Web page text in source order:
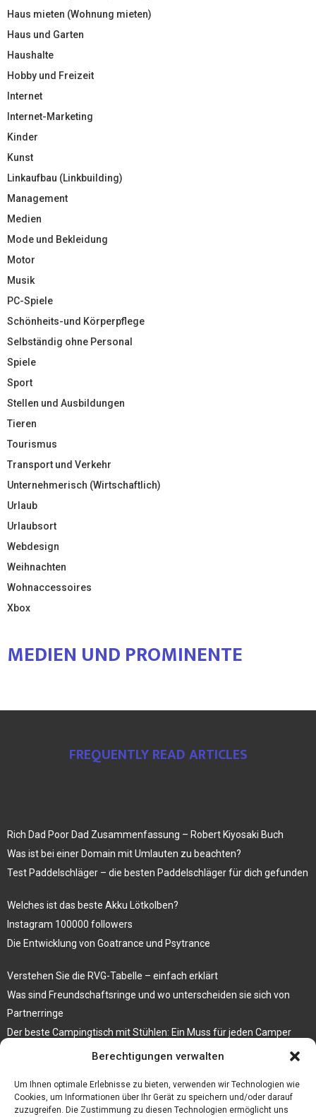
Berechtigungen verwalten
Um Ihnen optimale Erlebnisse zu bieten, verwenden wir Technologien wie
Cookies, um Informationen über Ihr Gerät zu speichern und/oder darauf
zuzugreifen. Die Zustimmung zu diesen Technologien ermöglicht uns
Haus mieten (Wohnung mieten)
Haus und Garten
Haushalte
Hobby und Freizeit
Internet
Internet-Marketing
Kinder
Kunst
Linkaufbau (Linkbuilding)
Management
Medien
Mode und Bekleidung
Motor
Musik
PC-Spiele
Schönheits-und Körperpflege
Selbständig ohne Personal
Spiele
Sport
Stellen und Ausbildungen
Tieren
Tourismus
Transport und Verkehr
Unternehmerisch (Wirtschaftlich)
Urlaub
Urlaubsort
Webdesign
Weihnachten
Wohnaccessoires
Xbox
MEDIEN UND PROMINENTE
FREQUENTLY READ ARTICLES
Rich Dad Poor Dad Zusammenfassung – Robert Kiyosaki Buch
Was ist bei einer Domain mit Umlauten zu beachten?
Test Paddelschläger – die besten Paddelschläger für dich gefunden
Welches ist das beste Akku Lötkolben?
Instagram 100000 followers
Die Entwicklung von Goatrance und Psytrance
Verstehen Sie die RVG-Tabelle – einfach erklärt
Was sind Freundschaftsringe und wo unterscheiden sie sich von
Partnerringe
Der beste Campingtisch mit Stühlen: Ein Muss für jeden Camper
Die Küche als Platz der Gemeinschaft
Elektrokamin Bestseller – die besten Stücke für Ihr Zuhause